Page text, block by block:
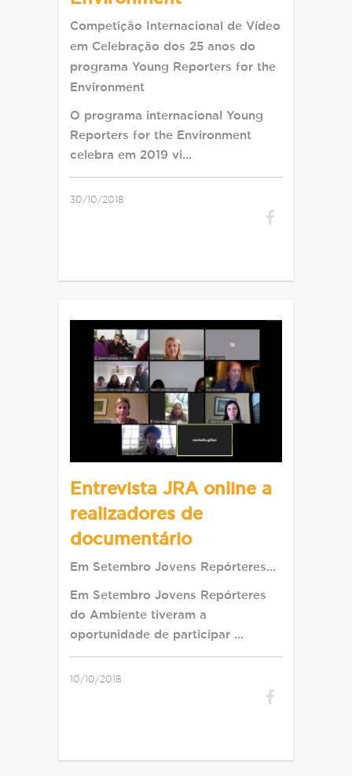
Competição Internacional de Vídeo
em Celebração dos 25 anos do
programa Young Reporters for the
Environment
O programa internacional Young
Reporters for the Environment
celebra em 2019 vi…
30/10/2018
Entrevista JRA online a
realizadores de
documentário
Em Setembro Jovens Repórteres…
Em Setembro Jovens Repórteres
do Ambiente tiveram a
oportunidade de participar …
10/10/2018